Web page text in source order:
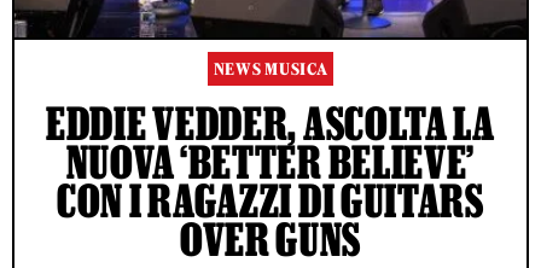
NEWS MUSICA
EDDIE VEDDER, ASCOLTA LA
NUOVA ‘BETTER BELIEVE’
CON I RAGAZZI DI GUITARS
OVER GUNS